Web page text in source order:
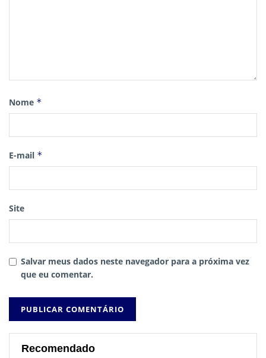
Nome *
E-mail *
Site
Salvar meus dados neste navegador para a próxima vez
que eu comentar.
Recomendado